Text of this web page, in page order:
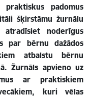
padomus
šķirstāmu žurnālu
atradīsiet noderīgus
par bērnu dažādos
atbalstu bērnu
Žurnāls apvieno uz
ar praktiskiem
kuri vēlas